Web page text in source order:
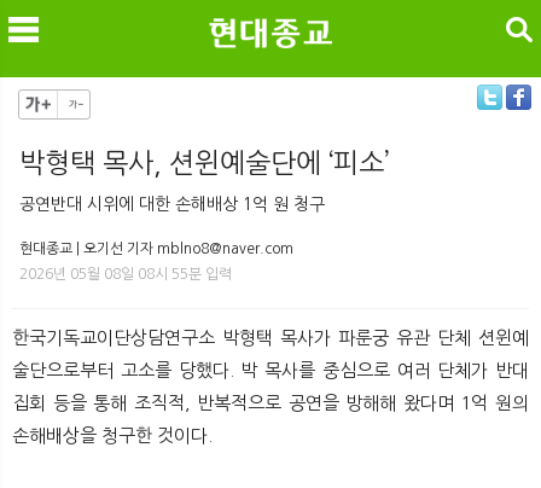
메
검색
박형택 목사, 션윈예술단에 ‘피소’
공연반대 시위에 대한 손해배상 1억 원 청구
현대종교 | 오기선 기자 mblno8@naver.com
2026년 05월 08일 08시 55분 입력
한국기독교이단상담연구소 박형택 목사가 파룬궁 유관 단체 션윈예
술단으로부터 고소를 당했다. 박 목사를 중심으로 여러 단체가 반대
집회 등을 통해 조직적, 반복적으로 공연을 방해해 왔다며 1억 원의
손해배상을 청구한 것이다.